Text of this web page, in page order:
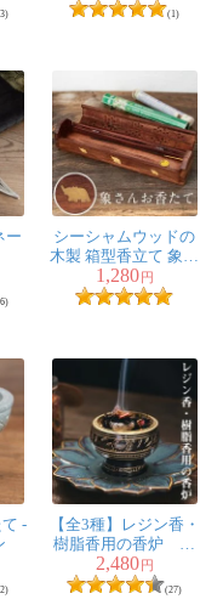
(1)
ー
シーシャムウッドの
木製 箱型香立て 象さ
ん
1,280円
-
【全3種】レジン香・
樹脂香用の香炉 お
香たて
2,480円
(27)